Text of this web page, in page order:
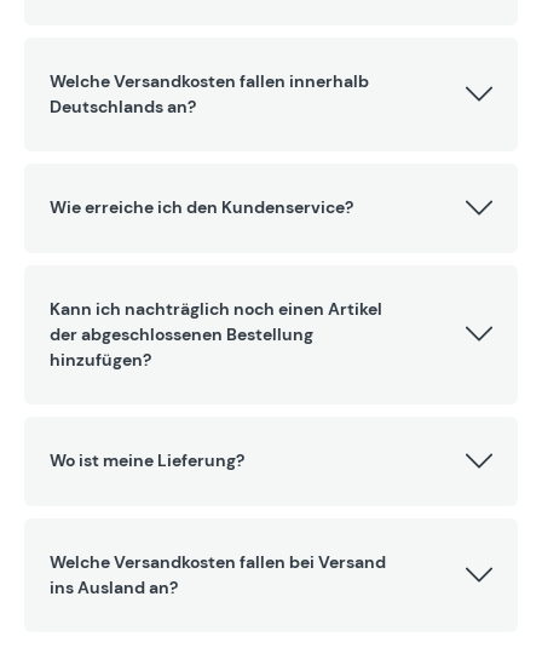
Welche Versandkosten fallen innerhalb
Deutschlands an?
Wie erreiche ich den Kundenservice?
Kann ich nachträglich noch einen Artikel
der abgeschlossenen Bestellung
hinzufügen?
Wo ist meine Lieferung?
Welche Versandkosten fallen bei Versand
ins Ausland an?